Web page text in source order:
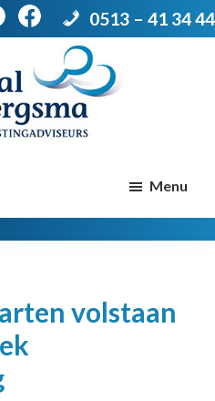
0513 – 41 34 44
Menu
volstaan